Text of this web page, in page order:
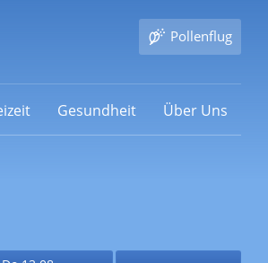
Pollenflug
Gesundheit Über Uns